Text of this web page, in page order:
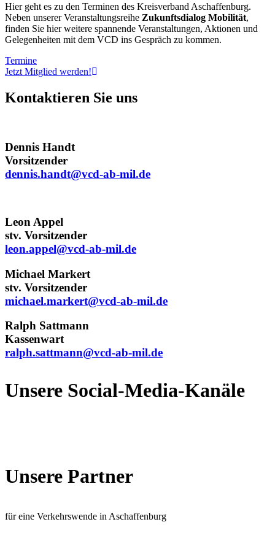
Hier geht es zu den Terminen des Kreisverband Aschaffenburg.
Neben unserer Veranstaltungsreihe Zukunftsdialog Mobilität,
finden Sie hier weitere spannende Veranstaltungen, Aktionen und
Gelegenheiten mit dem VCD ins Gespräch zu kommen.
Termine
Jetzt Mitglied werden!
Kontaktieren Sie uns
Dennis Handt
Vorsitzender
dennis.handt@vcd-ab-mil.de
Leon Appel
stv. Vorsitzender
leon.appel@vcd-ab-mil.de
Michael Markert
stv. Vorsitzender
michael.markert@vcd-ab-mil.de
Ralph Sattmann
Kassenwart
ralph.sattmann@vcd-ab-mil.de
Unsere Social-Media-Kanäle
Unsere Partner
für eine Verkehrswende in Aschaffenburg